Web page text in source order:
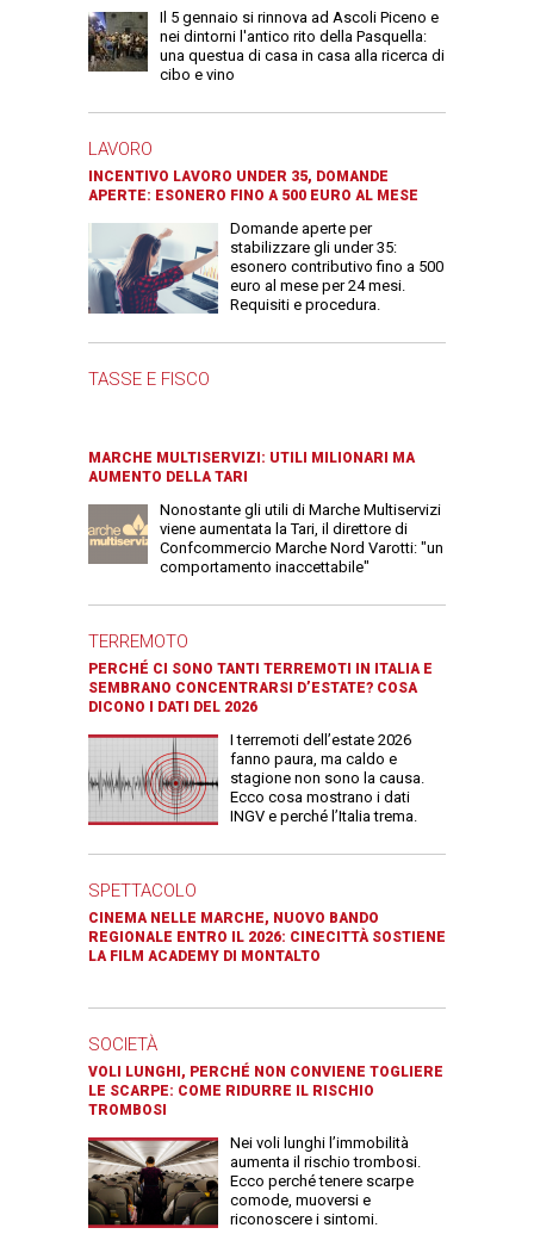
Il 5 gennaio si rinnova ad Ascoli Piceno e
nei dintorni l'antico rito della Pasquella:
una questua di casa in casa alla ricerca di
cibo e vino
LAVORO
INCENTIVO LAVORO UNDER 35, DOMANDE
APERTE: ESONERO FINO A 500 EURO AL MESE
Domande aperte per
stabilizzare gli under 35:
esonero contributivo fino a 500
euro al mese per 24 mesi.
Requisiti e procedura.
TASSE E FISCO
MARCHE MULTISERVIZI: UTILI MILIONARI MA
AUMENTO DELLA TARI
Nonostante gli utili di Marche Multiservizi
viene aumentata la Tari, il direttore di
Confcommercio Marche Nord Varotti: "un
comportamento inaccettabile"
TERREMOTO
PERCHÉ CI SONO TANTI TERREMOTI IN ITALIA E
SEMBRANO CONCENTRARSI D’ESTATE? COSA
DICONO I DATI DEL 2026
I terremoti dell’estate 2026
fanno paura, ma caldo e
stagione non sono la causa.
Ecco cosa mostrano i dati
INGV e perché l’Italia trema.
SPETTACOLO
CINEMA NELLE MARCHE, NUOVO BANDO
REGIONALE ENTRO IL 2026: CINECITTÀ SOSTIENE
LA FILM ACADEMY DI MONTALTO
SOCIETÀ
VOLI LUNGHI, PERCHÉ NON CONVIENE TOGLIERE
LE SCARPE: COME RIDURRE IL RISCHIO
TROMBOSI
Nei voli lunghi l’immobilità
aumenta il rischio trombosi.
Ecco perché tenere scarpe
comode, muoversi e
riconoscere i sintomi.